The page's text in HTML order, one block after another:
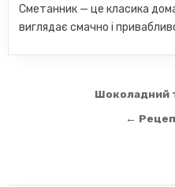
Сметанник — це класика
виглядає смачно і
НавігаціяШоколадний
←